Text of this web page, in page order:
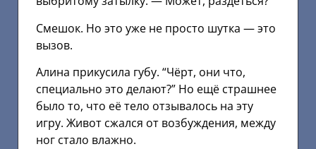
Смешок. Но это уже не просто шутка — это
вызов.
Алина прикусила губу. “Чёрт, они что,
специально это делают?” Но ещё страшнее
было то, что её тело отзывалось на эту
игру. Живот сжался от возбуждения, между
ног стало влажно.